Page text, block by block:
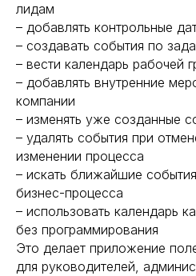
лидам
– добавлять контрольные
– создавать события по
– вести календарь рабочей
– добавлять внутренние
компании
– изменять уже созданные
– удалять события при
изменении процесса
– искать ближайшие
бизнес-процесса
– использовать календарь
без программирования
Это делает приложение
для руководителей,